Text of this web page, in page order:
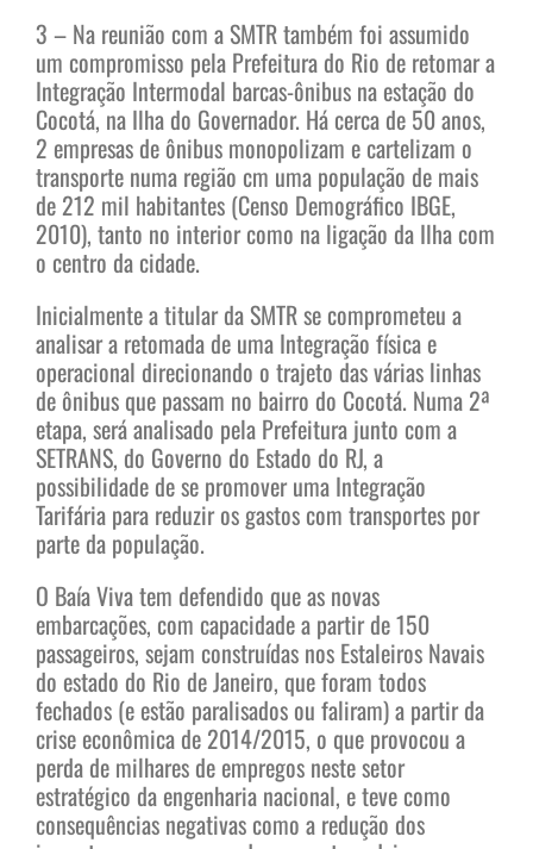
3 – Na reunião com a SMTR também foi assumido
um compromisso pela Prefeitura do Rio de retomar a
Integração Intermodal barcas-ônibus na estação do
Cocotá, na Ilha do Governador. Há cerca de 50 anos,
2 empresas de ônibus monopolizam e cartelizam o
transporte numa região cm uma população de mais
de 212 mil habitantes (Censo Demográfico IBGE,
2010), tanto no interior como na ligação da Ilha com
o centro da cidade.
Inicialmente a titular da SMTR se comprometeu a
analisar a retomada de uma Integração física e
operacional direcionando o trajeto das várias linhas
de ônibus que passam no bairro do Cocotá. Numa 2ª
etapa, será analisado pela Prefeitura junto com a
SETRANS, do Governo do Estado do RJ, a
possibilidade de se promover uma Integração
Tarifária para reduzir os gastos com transportes por
parte da população.
O Baía Viva tem defendido que as novas
embarcações, com capacidade a partir de 150
passageiros, sejam construídas nos Estaleiros Navais
do estado do Rio de Janeiro, que foram todos
fechados (e estão paralisados ou faliram) a partir da
crise econômica de 2014/2015, o que provocou a
perda de milhares de empregos neste setor
estratégico da engenharia nacional, e teve como
consequências negativas como a redução dos